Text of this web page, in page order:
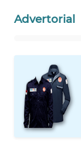
Advertorial
WAHANA
HEALTH
WAHANA
DESA